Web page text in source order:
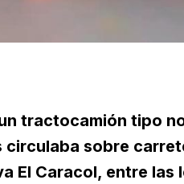
tractocamión tipo
sobre
El Caracol, entre las